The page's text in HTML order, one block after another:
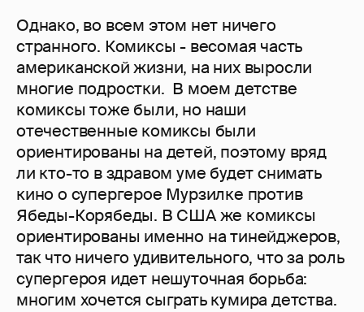
Однако, во всем этом нет ничего
странного. Комиксы - весомая часть
американской жизни, на них выросли
многие подростки. В моем детстве
комиксы тоже были, но наши
отечественные комиксы были
ориентированы на детей, поэтому вряд
ли кто-то в здравом уме будет снимать
кино о супергерое Мурзилке против
Ябеды-Корябеды. В США же комиксы
ориентированы именно на тинейджеров,
так что ничего удивительного, что за роль
супергероя идет нешуточная борьба:
многим хочется сыграть кумира детства.